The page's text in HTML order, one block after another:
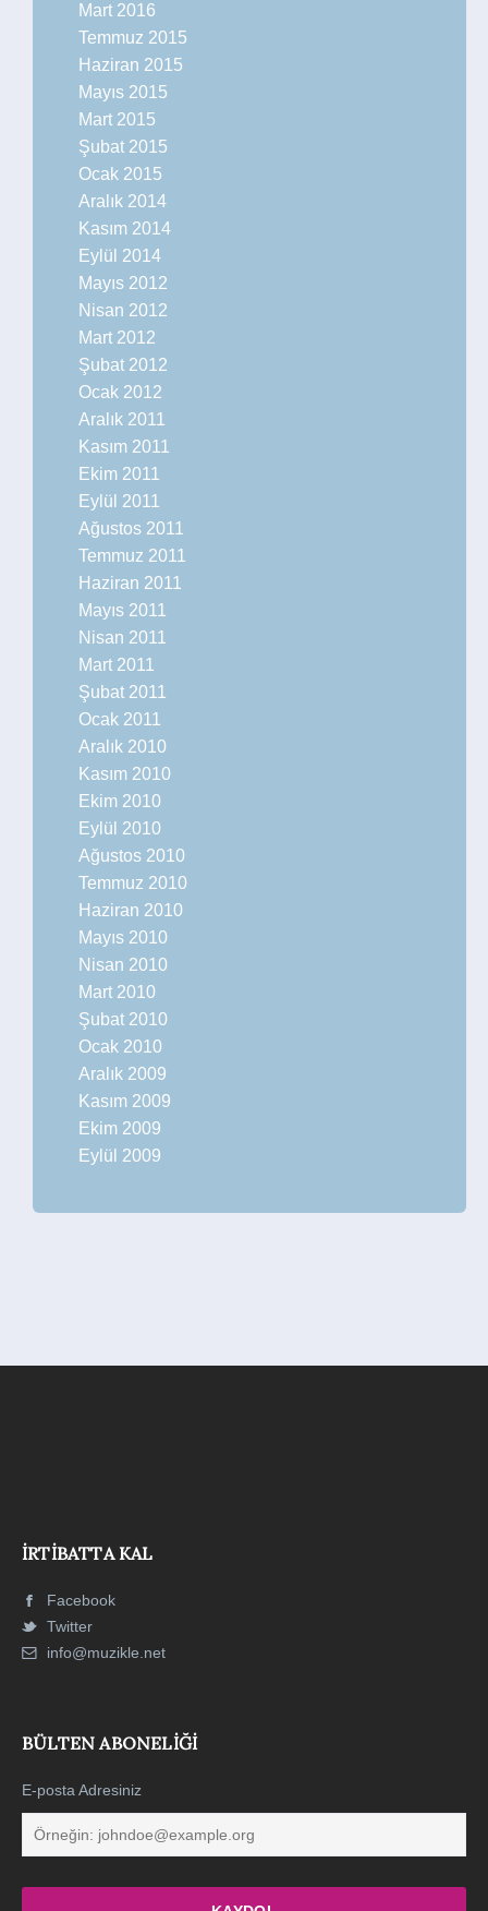
Mart 2016
Temmuz 2015
Haziran 2015
Mayıs 2015
Mart 2015
Şubat 2015
Ocak 2015
Aralık 2014
Kasım 2014
Eylül 2014
Mayıs 2012
Nisan 2012
Mart 2012
Şubat 2012
Ocak 2012
Aralık 2011
Kasım 2011
Ekim 2011
Eylül 2011
Ağustos 2011
Temmuz 2011
Haziran 2011
Mayıs 2011
Nisan 2011
Mart 2011
Şubat 2011
Ocak 2011
Aralık 2010
Kasım 2010
Ekim 2010
Eylül 2010
Ağustos 2010
Temmuz 2010
Haziran 2010
Mayıs 2010
Nisan 2010
Mart 2010
Şubat 2010
Ocak 2010
Aralık 2009
Kasım 2009
Ekim 2009
Eylül 2009
İRTIBATTA KAL
Facebook
Twitter
info@muzikle.net
BÜLTEN ABONELIĞI
E-posta Adresiniz